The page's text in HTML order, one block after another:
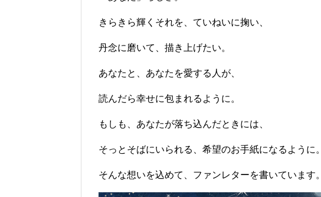
きらきら輝くそれを、ていねいに掬い、
丹念に磨いて、描き上げたい。
あなたと、あなたを愛する人が、
読んだら幸せに包まれるように。
もしも、あなたが落ち込んだときには、
そっとそばにいられる、希望のお手紙になるように。
そんな想いを込めて、ファンレターを書いています。